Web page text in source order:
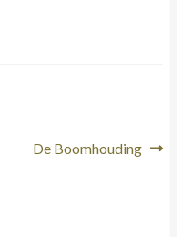
Volgend
De Boomhouding